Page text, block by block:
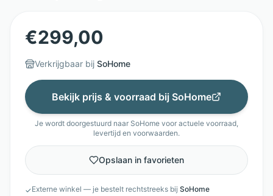
€299,00
Verkrijgbaar bij SoHome
Bekijk prijs & voorraad bij SoHome
Je wordt doorgestuurd naar SoHome voor actuele voorraad,
levertijd en voorwaarden.
Opslaan in favorieten
✓Externe winkel — je bestelt rechtstreeks bij SoHome